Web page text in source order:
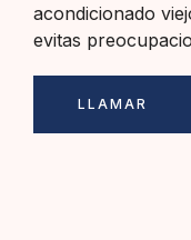
acondicionado
evitas
LLAMAR